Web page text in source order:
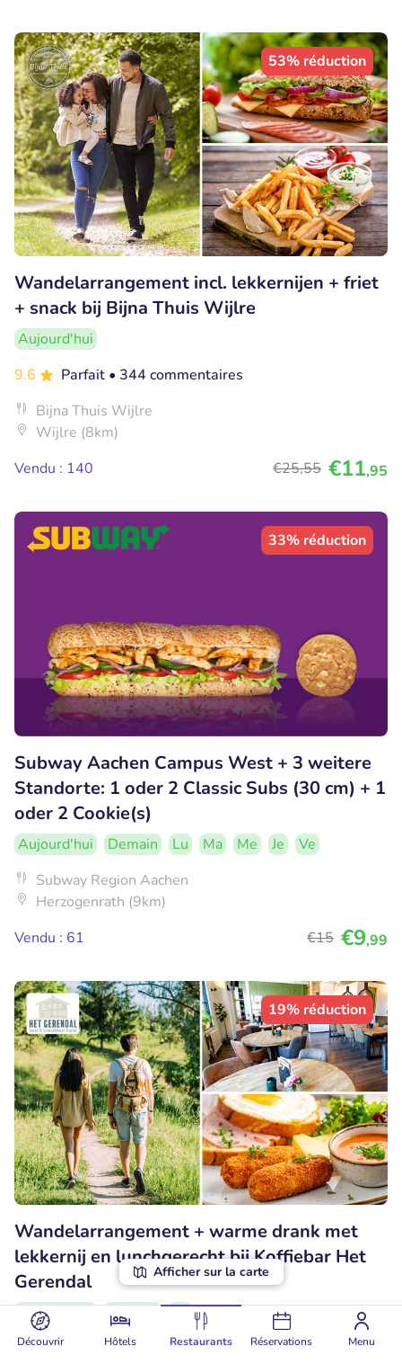
Découvrir Hôtels Restaurants Réservations Menu
Afficher sur la carte
53% réduction
Wandelarrangement incl. lekkernijen + friet
+ snack bij Bijna Thuis Wijlre
Aujourd'hui
9.6
Parfait • 344 commentaires
Bijna Thuis Wijlre
Wijlre (8km)
Vendu : 140
€25,55 €11,95
33% réduction
Subway Aachen Campus West + 3 weitere
Standorte: 1 oder 2 Classic Subs (30 cm) + 1
oder 2 Cookie(s)
Aujourd'hui Demain Lu Ma Me Je
Ve
Subway Region Aachen
Herzogenrath (9km)
Vendu : 61
€15 €9,99
19% réduction
Wandelarrangement + warme drank met
lekkernij en lunchgerecht bij Koffiebar Het
Gerendal
Aujourd'hui Demain
Ve
9.8
Parfait• 84 commentaires